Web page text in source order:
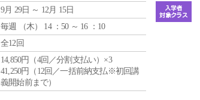
9月 29日 ～ 12月 15日
毎週 （木） 14 ：50 ～ 16 ：10
全12回
14,850円（4回／分割支払い）×3
41,250円（12回／一括前納支払※初回講
義開始前まで）